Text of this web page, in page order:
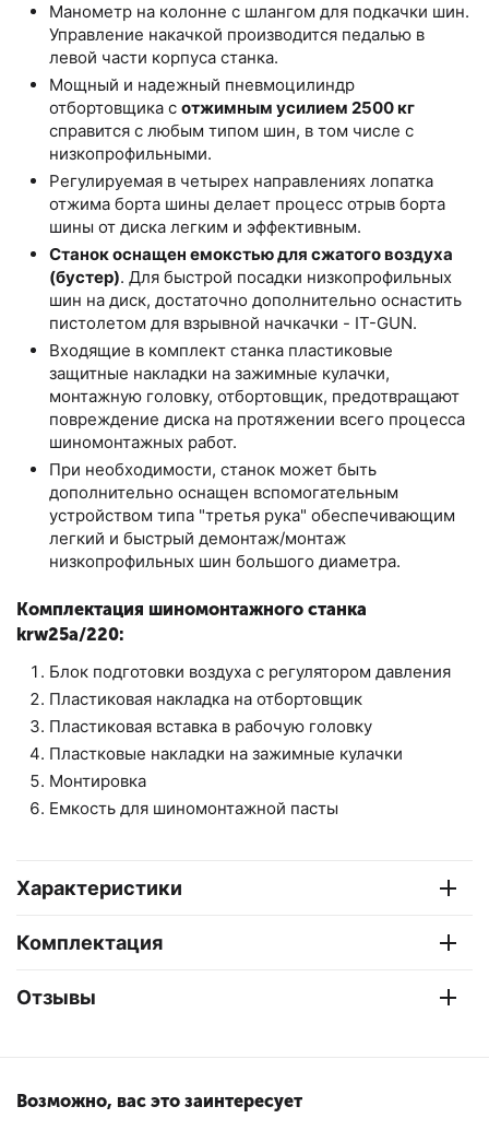
Манометр на колонне с шлангом для подкачки шин.
Управление накачкой производится педалью в
левой части корпуса станка.
Мощный и надежный пневмоцилиндр
отбортовщика с отжимным усилием 2500 кг
справится с любым типом шин, в том числе с
низкопрофильными.
Регулируемая в четырех направлениях лопатка
отжима борта шины делает процесс отрыв борта
шины от диска легким и эффективным.
Станок оснащен емокстью для сжатого воздуха
(бустер). Для быстрой посадки низкопрофильных
шин на диск, достаточно дополнительно оснастить
пистолетом для взрывной начкачки - IT-GUN.
Входящие в комплект станка пластиковые
защитные накладки на зажимные кулачки,
монтажную головку, отбортовщик, предотвращают
повреждение диска на протяжении всего процесса
шиномонтажных работ.
При необходимости, станок может быть
дополнительно оснащен вспомогательным
устройством типа "третья рука" обеспечивающим
легкий и быстрый демонтаж/монтаж
низкопрофильных шин большого диаметра.
Комплектация шиномонтажного станка
krw25a/220:
Блок подготовки воздуха с регулятором давления
Пластиковая накладка на отбортовщик
Пластиковая вставка в рабочую головку
Пластковые накладки на зажимные кулачки
Монтировка
Емкость для шиномонтажной пасты
Характеристики
Комплектация
Отзывы
Возможно, вас это заинтересует